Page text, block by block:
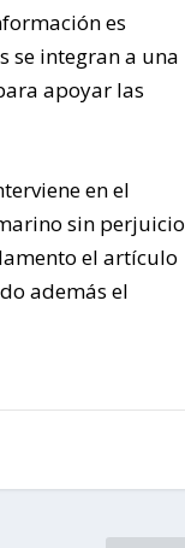
es
se integran a una
apoyar las
en el
sin perjuicio
el artículo
además el